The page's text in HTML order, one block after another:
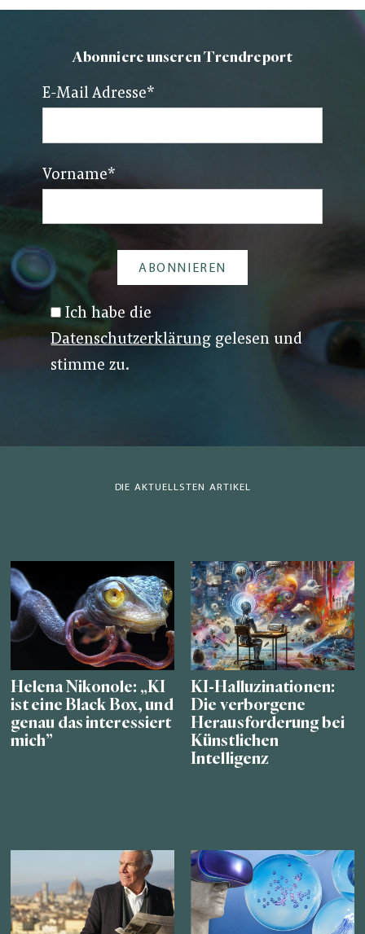
Abonniere unseren Trendreport
E-Mail Adresse*
Vorname*
Ich habe die
Datenschutzerklärung gelesen und
stimme zu.
DIE AKTUELLSTEN ARTIKEL
Helena Nikonole: „KI
ist eine Black Box, und
genau das interessiert
mich”
KI-Halluzinationen:
Die verborgene
Herausforderung bei
Künstlichen
Intelligenz